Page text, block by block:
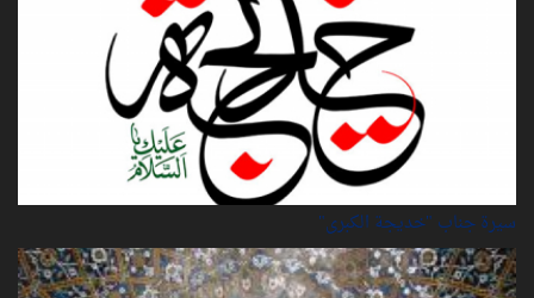
سيرة‌ جناب "خديجة‌ الكبرى"